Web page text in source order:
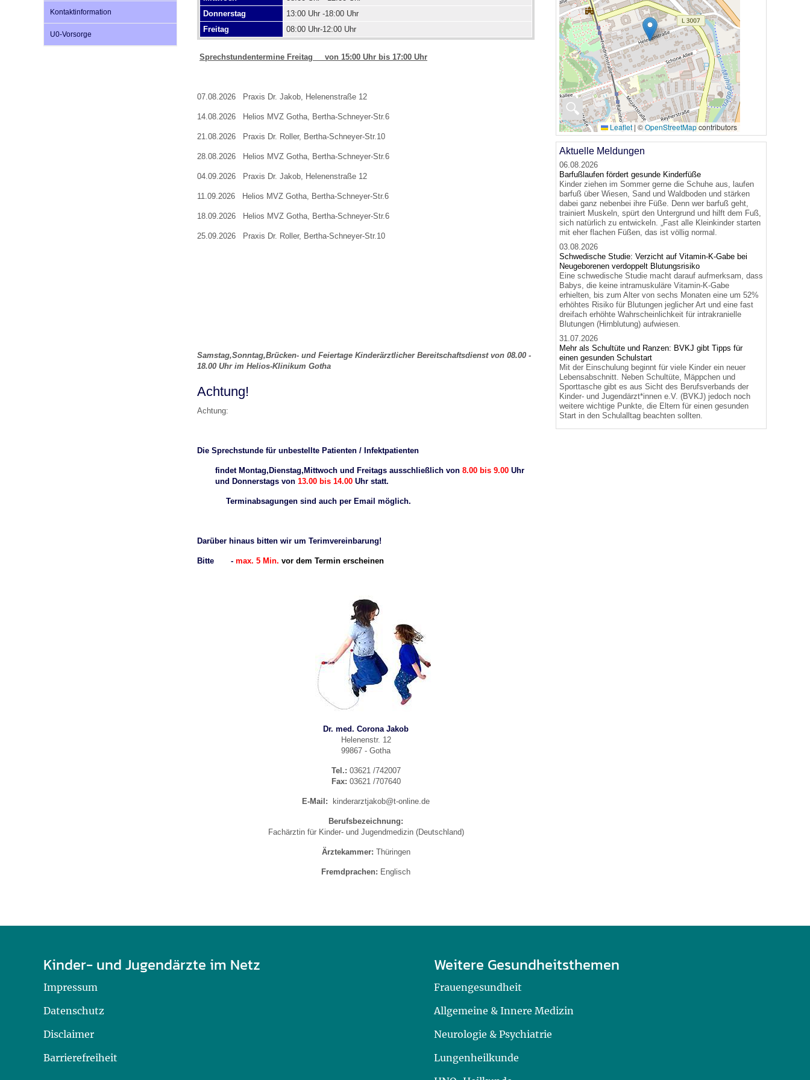
Impfsicherheit
Recht auf Impfung
Vorsorge- und Impferinnerung
Notdienste
Empfehlungen zum Bildschirmmediengebrauch
Material zu den Vorsorgen
Entwicklungskalender
Broschüren und Informationsflyer
Familienzeit gesund gestalten
Kontaktinformation
U0-Vorsorge
Donnerstag
13:00 Uhr -18:00 Uhr
Freitag
08:00 Uhr-12:00 Uhr
Sprechstundentermine Freitag von 15:00 Uhr bis 17:00 Uhr
07.08.2026 Praxis Dr. Jakob, Helenenstraße 12
14.08.2026 Helios MVZ Gotha, Bertha-Schneyer-Str.6
21.08.2026 Praxis Dr. Roller, Bertha-Schneyer-Str.10
28.08.2026 Helios MVZ Gotha, Bertha-Schneyer-Str.6
04.09.2026 Praxis Dr. Jakob, Helenenstraße 12
11.09.2026 Helios MVZ Gotha, Bertha-Schneyer-Str.6
18.09.2026 Helios MVZ Gotha, Bertha-Schneyer-Str.6
25.09.2026 Praxis Dr. Roller, Bertha-Schneyer-Str.10
Samstag,Sonntag,Brücken- und Feiertage Kinderärztlicher Bereitschaftsdienst von 08.00 -
18.00 Uhr im Helios-Klinikum Gotha
Achtung!
Achtung:
Die Sprechstunde für unbestellte Patienten / Infektpatienten
findet Montag,Dienstag,Mittwoch und Freitags ausschließlich von 8.00 bis 9.00 Uhr
und Donnerstags von 13.00 bis 14.00 Uhr statt.
Terminabsagungen sind auch per Email möglich.
Darüber hinaus bitten wir um Terimvereinbarung!
Bitte - max. 5 Min. vor dem Termin erscheinen
Dr. med. Corona Jakob
Helenenstr. 12
99867 - Gotha
Tel.: 03621 /742007
Fax: 03621 /707640
E-Mail: kinderarztjakob@t-online.de
Berufsbezeichnung:
Fachärztin für Kinder- und Jugendmedizin (Deutschland)
Ärztekammer: Thüringen
Fremdprachen: Englisch
🔍
Leaflet | ©OpenStreetMapcontributors
Aktuelle Meldungen
06.08.2026
Barfußlaufen fördert gesunde Kinderfüße
Kinder ziehen im Sommer gerne die Schuhe aus, laufen
barfuß über Wiesen, Sand und Waldboden und stärken
dabei ganz nebenbei ihre Füße. Denn wer barfuß geht,
trainiert Muskeln, spürt den Untergrund und hilft dem Fuß,
sich natürlich zu entwickeln. „Fast alle Kleinkinder starten
mit eher flachen Füßen, das ist völlig normal.
03.08.2026
Schwedische Studie: Verzicht auf Vitamin-K-Gabe bei
Neugeborenen verdoppelt Blutungsrisiko
Eine schwedische Studie macht darauf aufmerksam, dass
Babys, die keine intramuskuläre Vitamin-K-Gabe
erhielten, bis zum Alter von sechs Monaten eine um 52%
erhöhtes Risiko für Blutungen jeglicher Art und eine fast
dreifach erhöhte Wahrscheinlichkeit für intrakranielle
Blutungen (Hirnblutung) aufwiesen.
31.07.2026
Mehr als Schultüte und Ranzen: BVKJ gibt Tipps für
einen gesunden Schulstart
Mit der Einschulung beginnt für viele Kinder ein neuer
Lebensabschnitt. Neben Schultüte, Mäppchen und
Sporttasche gibt es aus Sicht des Berufsverbands der
Kinder- und Jugendärzt*innen e.V. (BVKJ) jedoch noch
weitere wichtige Punkte, die Eltern für einen gesunden
Start in den Schulalltag beachten sollten.
Kinder- und Jugendärzte im Netz
Impressum
Datenschutz
Disclaimer
Barrierefreiheit
Weitere Gesundheitsthemen
Frauengesundheit
Allgemeine & Innere Medizin
Neurologie & Psychiatrie
Lungenheilkunde